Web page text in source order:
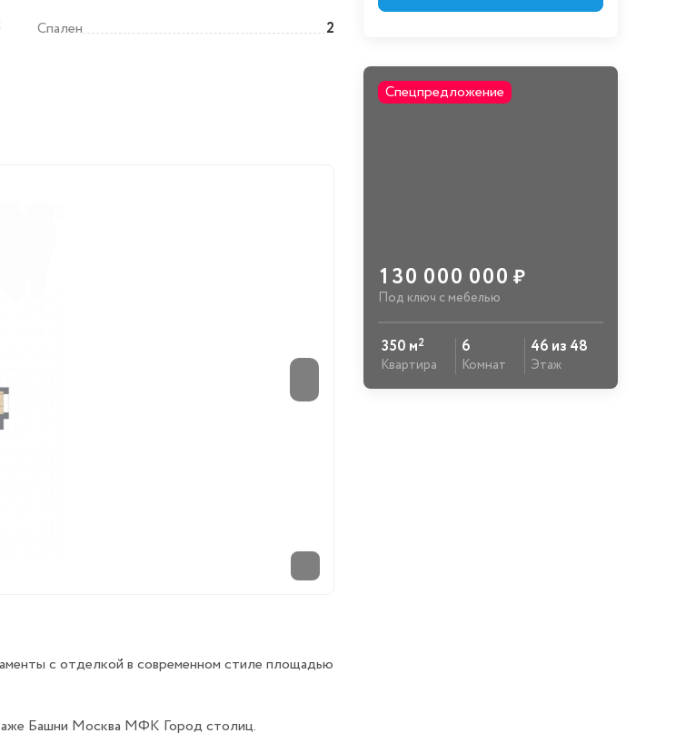
Спален 2
с отделкой в современном стиле площадью
Башни Москва МФК Город столиц.
Спецпредложение
130 000 000 ₽
Под ключ с мебелью
350 м2
Квартира
6
Комнат
46 из 48
Этаж